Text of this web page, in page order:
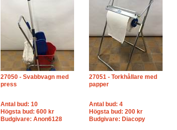
27050 - Svabbvagn med
press
Antal bud: 10
Högsta bud: 600 kr
Budgivare: Anon6128
27051 - Torkhållare med
papper
Antal bud: 4
Högsta bud: 200 kr
Budgivare: Diacopy